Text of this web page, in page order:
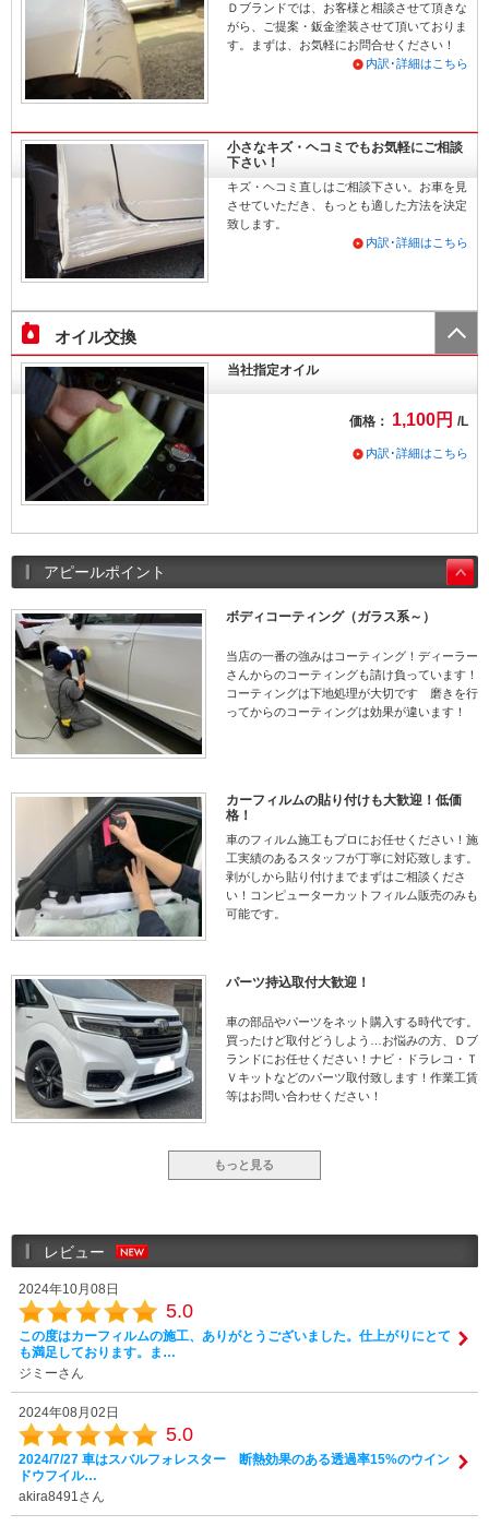
Ｄブランドでは、お客様と相談させて頂きな
がら、ご提案・鈑金塗装させて頂いておりま
す。まずは、お気軽にお問合せください！
内訳･詳細はこちら
小さなキズ・ヘコミでもお気軽にご相談
下さい！
キズ・ヘコミ直しはご相談下さい。お車を見
させていただき、もっとも適した方法を決定
致します。
内訳･詳細はこちら
オイル交換
当社指定オイル
価格： 1,100円 /L
内訳･詳細はこちら
アピールポイント
ボディコーティング（ガラス系～）
当店の一番の強みはコーティング！ディーラー
さんからのコーティングも請け負っています！
コーティングは下地処理が大切です 磨きを行
ってからのコーティングは効果が違います！
カーフィルムの貼り付けも大歓迎！低価
格！
車のフィルム施工もプロにお任せください！施
工実績のあるスタッフが丁寧に対応致します。
剥がしから貼り付けまでまずはご相談くださ
い！コンピューターカットフィルム販売のみも
可能です。
パーツ持込取付大歓迎！
車の部品やパーツをネット購入する時代です。
買ったけど取付どうしよう…お悩みの方、Ｄブ
ランドにお任せください！ナビ・ドラレコ・Ｔ
Ｖキットなどのパーツ取付致します！作業工賃
等はお問い合わせください！
もっと見る
レビュー
2024年10月08日
5.0
この度はカーフィルムの施工、ありがとうございました。仕上がりにとて
も満足しております。ま…
ジミーさん
2024年08月02日
5.0
2024/7/27 車はスバルフォレスター 断熱効果のある透過率15%のウイン
ドウフイル…
akira8491さん